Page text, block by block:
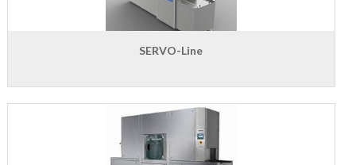
SERVO-Line